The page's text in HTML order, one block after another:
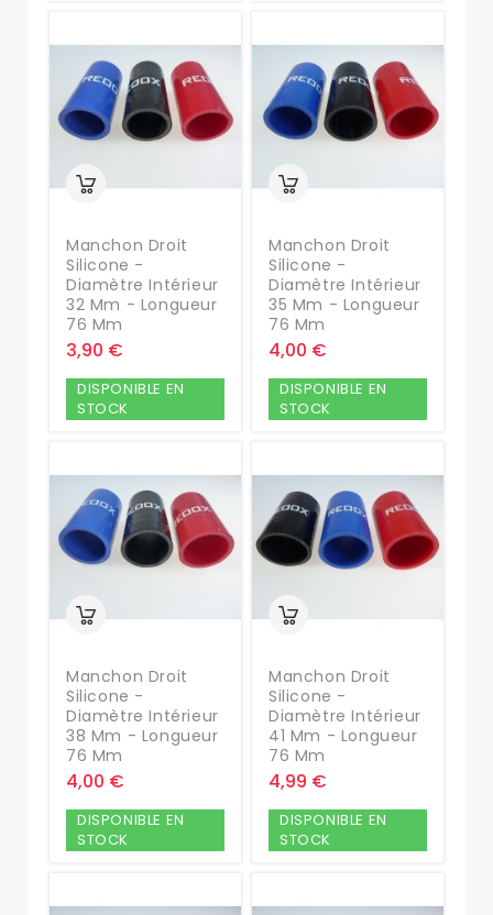
Manchon Droit
Silicone -
Diamètre Intérieur
32 Mm - Longueur
76 Mm
3,90 €
DISPONIBLE EN
STOCK
Manchon Droit
Silicone -
Diamètre Intérieur
35 Mm - Longueur
76 Mm
4,00 €
DISPONIBLE EN
STOCK
Manchon Droit
Silicone -
Diamètre Intérieur
38 Mm - Longueur
76 Mm
4,00 €
DISPONIBLE EN
STOCK
Manchon Droit
Silicone -
Diamètre Intérieur
41 Mm - Longueur
76 Mm
4,99 €
DISPONIBLE EN
STOCK